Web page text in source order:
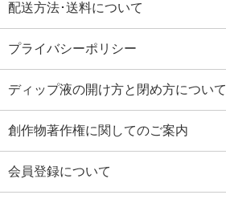
配送方法･送料について
プライバシーポリシー
ディップ液の開け方と閉め方について
創作物著作権に関してのご案内
会員登録について